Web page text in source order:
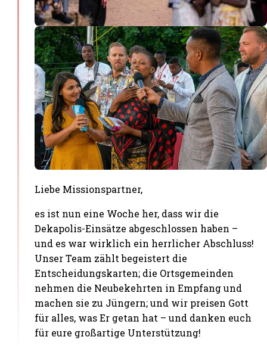
Liebe Missionspartner,
es ist nun eine Woche her, dass wir die
Dekapolis-Einsätze abgeschlossen haben –
und es war wirklich ein herrlicher Abschluss!
Unser Team zählt begeistert die
Entscheidungskarten; die Ortsgemeinden
nehmen die Neubekehrten in Empfang und
machen sie zu Jüngern; und wir preisen Gott
für alles, was Er getan hat – und danken euch
für eure großartige Unterstützung!